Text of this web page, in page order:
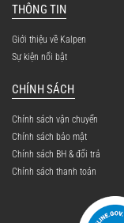
THÔNG TIN
Giới thiệu về Kalpen
Sự kiện nổi bật
CHÍNH SÁCH
Chính sách vận chuyển
Chính sách bảo mật
Chính sách BH & đổi trả
Chính sách thanh toán